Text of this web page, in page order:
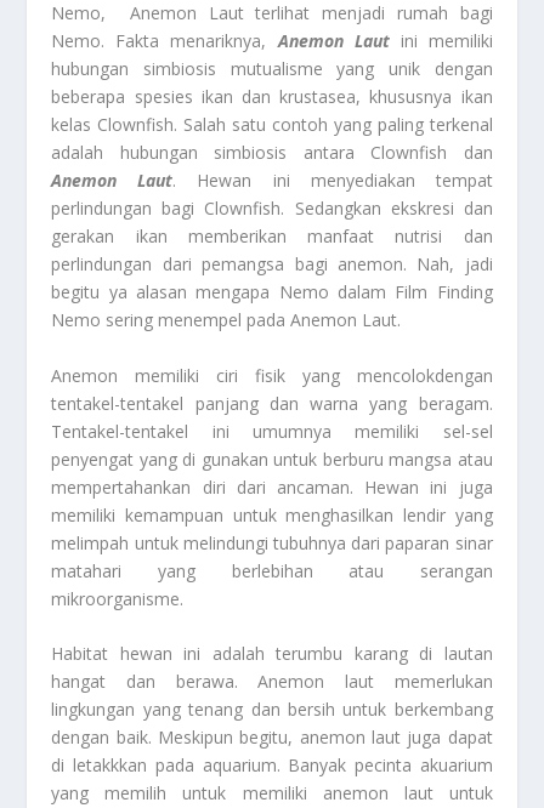
Nemo, Anemon Laut terlihat menjadi rumah bagi
Nemo. Fakta menariknya,Anemon Lautini memiliki
hubungan simbiosis mutualisme yang unik dengan
beberapa spesies ikan dan krustasea, khususnya ikan
kelas Clownfish. Salah satu contoh yang paling terkenal
adalah hubungan simbiosis antara Clownfish dan
Anemon Laut. Hewan ini menyediakan tempat
perlindungan bagi Clownfish. Sedangkan ekskresi dan
gerakan ikan memberikan manfaat nutrisi dan
perlindungan dari pemangsa bagi anemon. Nah, jadi
begitu ya alasan mengapa Nemo dalam Film Finding
Nemo sering menempel pada Anemon Laut.
Anemon memiliki ciri fisik yang mencolokdengan
tentakel-tentakel panjang dan warna yang beragam.
Tentakel-tentakel ini umumnya memiliki sel-sel
penyengat yang di gunakan untuk berburu mangsa atau
mempertahankan diri dari ancaman. Hewan ini juga
memiliki kemampuan untuk menghasilkan lendir yang
melimpah untuk melindungi tubuhnya dari paparan sinar
matahari yang berlebihan atau serangan
mikroorganisme.
Habitat hewan ini adalah terumbu karang di lautan
hangat dan berawa. Anemon laut memerlukan
lingkungan yang tenang dan bersih untuk berkembang
dengan baik. Meskipun begitu, anemon laut juga dapat
di letakkkan pada aquarium. Banyak pecinta akuarium
yang memilih untuk memiliki anemon laut untuk